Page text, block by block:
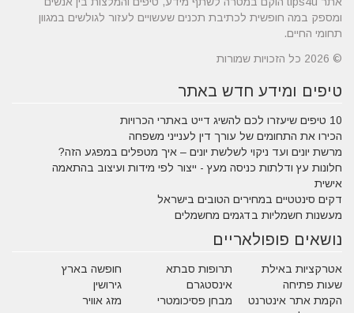
ומספק במה חופשית לכתיבת תכנים שעשויים לעזור לגולשים במגוון
תחומי החיים.
© 2026 כל הזכויות שמורות
טיפים ומידע חדש באתר
10 טיפים שיעזרו לכם להשיג דייט באתרי הכרויות
הכירו את התחומים של עורך דין לענייני משפחה
מרשת יונים ועד ניקוי לשלשת יונים – איך מטפלים במפגע הזה?
חלונות עץ ודלתות כניסה מעץ - ייצור לפי מידות ועיצוב בהתאמה
אישית
דקים סינטטיים במחירים הטובים בישראל
מעשנות חשמליות בדגמים מחשמלים
נושאים פופולאריים
אטרקציות באילת תרופות סבתא
חופשה בארץ
שעות פתיחה
אינסטגרם
גירושין
הקמת אתר אינטרנט
מבחן פסיכומטרי
מזג אוויר